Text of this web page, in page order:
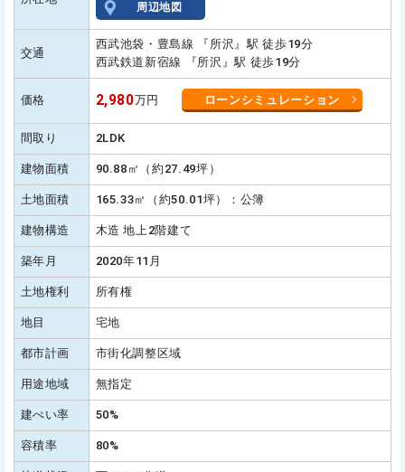
周辺地図
交通
西武池袋・豊島線 『所沢』駅 徒歩19分
西武鉄道新宿線 『所沢』駅 徒歩19分
価格 2,980万円 ローンシミュレーション
間取り 2LDK
建物面積 90.88㎡（約27.49坪）
土地面積 165.33㎡（約50.01坪）：公簿
建物構造 木造 地上2階建て
築年月 2020年11月
土地権利 所有権
地目 宅地
都市計画 市街化調整区域
用途地域 無指定
建ぺい率 50%
容積率 80%